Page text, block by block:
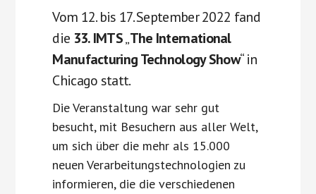
Vom 12. bis 17. September 2022 fand
die 33. IMTS„The International
Manufacturing Technology Show“ in
Chicago statt.
Die Veranstaltung war sehr gut
besucht, mit Besuchern aus aller Welt,
um sich über die mehr als 15.000
neuen Verarbeitungstechnologien zu
informieren, die die verschiedenen